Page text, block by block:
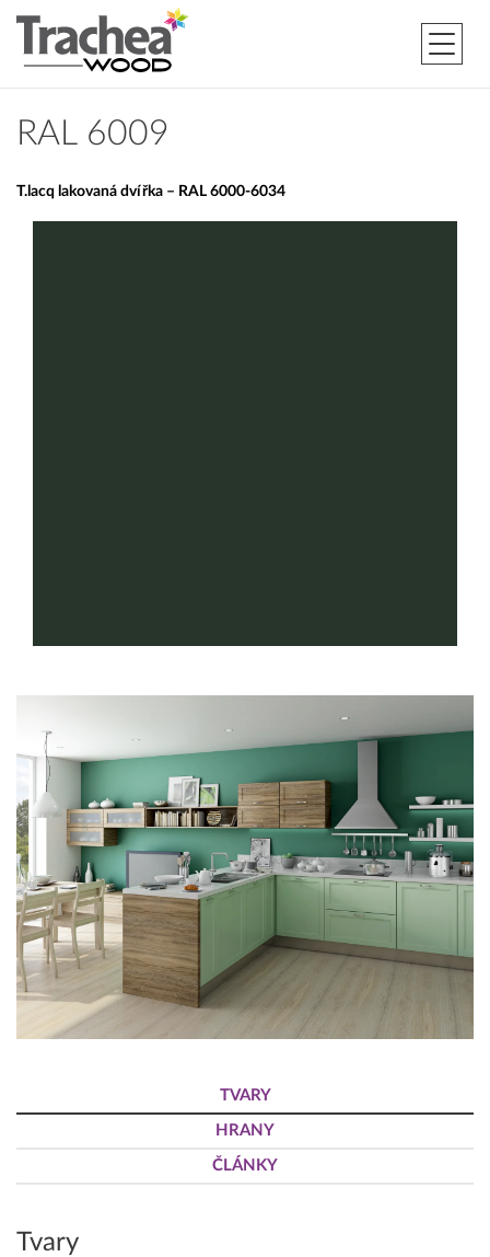
RAL 6009
T.lacq lakovaná dvířka – RAL 6000-6034
TVARY
HRANY
ČLÁNKY
Tvary